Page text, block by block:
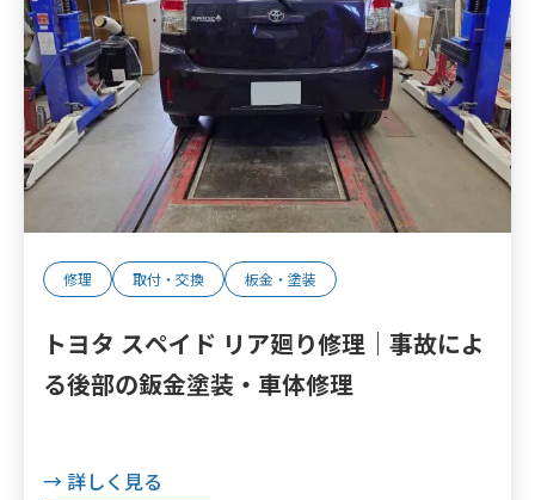
修理 取付・交換 板金・塗装
トヨタ スペイド リア廻り修理｜事故によ
る後部の鈑金塗装・車体修理
→ 詳しく見る